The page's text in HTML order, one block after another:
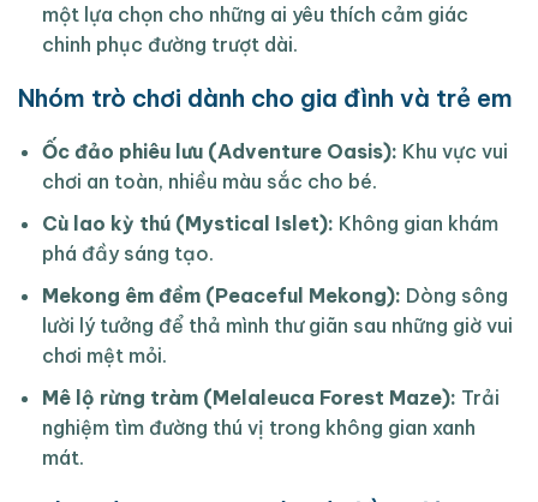
một lựa chọn cho những ai yêu thích cảm giác
chinh phục đường trượt dài.
Nhóm trò chơi dành cho gia đình và trẻ em
Ốc đảo phiêu lưu (Adventure Oasis): Khu vực vui
chơi an toàn, nhiều màu sắc cho bé.
Cù lao kỳ thú (Mystical Islet): Không gian khám
phá đầy sáng tạo.
Mekong êm đềm (Peaceful Mekong): Dòng sông
lười lý tưởng để thả mình thư giãn sau những giờ vui
chơi mệt mỏi.
Mê lộ rừng tràm (Melaleuca Forest Maze): Trải
nghiệm tìm đường thú vị trong không gian xanh
mát.